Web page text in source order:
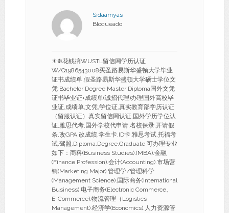
Sidaamyas
Bloqueado
☀❉花钱搞WUSTL留信网学历认证
W/Q1986543008买圣路易斯华盛顿大学毕业
证书成绩单,假圣路易斯华盛顿大学硕士学位文
凭 Bachelor Degree Master Diploma国外文凭
证书毕业证+成绩单(诚招代理)办理国外高校毕
业证,成绩单,文凭,学位证,真实教育部学历认证
（留服认证）真实留信网认证,国外学历学位认
证,雅思代考,国外学校代申请,名校保录,开请假
条,改GPA,改成绩,学生卡,ID卡,雅思考试,托福考
试,驾照,Diploma,Degree,Graduate 可办理专业
如下：商科(Business Studies).(MBA).金融
(Finance Profession).会计(Accounting).市场营
销(Marketing Major).管理学/管理科学
(Management Science).国际商务(International
Business).电子商务(Electronic Commerce、
E-Commerce).物流管理（Logistics
Management).经济学(Economics).人力资源管